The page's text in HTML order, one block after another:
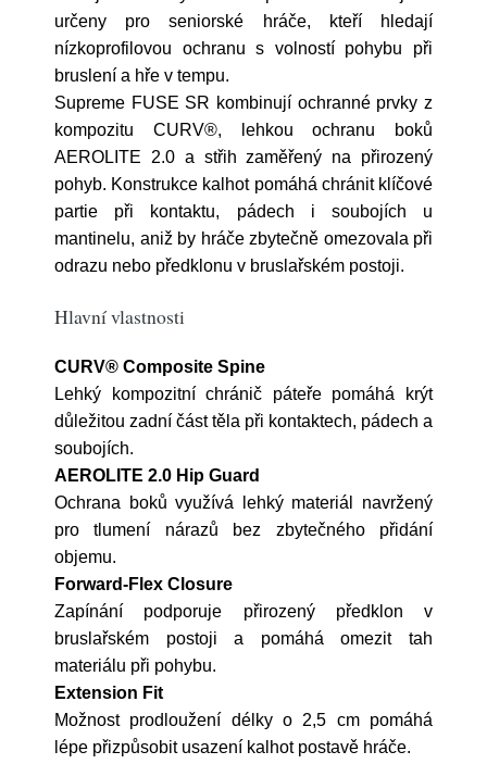
určeny pro seniorské hráče, kteří hledají
nízkoprofilovou ochranu s volností pohybu při
bruslení a hře v tempu.
Supreme FUSE SR kombinují ochranné prvky z
kompozitu CURV®, lehkou ochranu boků
AEROLITE 2.0 a střih zaměřený na přirozený
pohyb. Konstrukce kalhot pomáhá chránit klíčové
partie při kontaktu, pádech i soubojích u
mantinelu, aniž by hráče zbytečně omezovala při
odrazu nebo předklonu v bruslařském postoji.
Hlavní vlastnosti
CURV® Composite Spine
Lehký kompozitní chránič páteře pomáhá krýt
důležitou zadní část těla při kontaktech, pádech a
soubojích.
AEROLITE 2.0 Hip Guard
Ochrana boků využívá lehký materiál navržený
pro tlumení nárazů bez zbytečného přidání
objemu.
Forward-Flex Closure
Zapínání podporuje přirozený předklon v
bruslařském postoji a pomáhá omezit tah
materiálu při pohybu.
Extension Fit
Možnost prodloužení délky o 2,5 cm pomáhá
lépe přizpůsobit usazení kalhot postavě hráče.